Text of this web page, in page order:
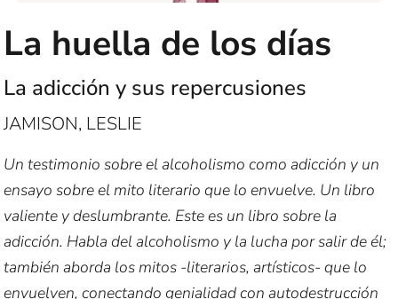
La huella de los días
La adicción y sus repercusiones
JAMISON, LESLIE
Un testimonio sobre el alcoholismo como adicción y un
ensayo sobre el mito literario que lo envuelve. Un libro
valiente y deslumbrante. Este es un libro sobre la
adicción. Habla del alcoholismo y la lucha por salir de él;
también aborda los mitos -literarios, artísticos- que lo
envuelven, conectando genialidad con autodestrucción